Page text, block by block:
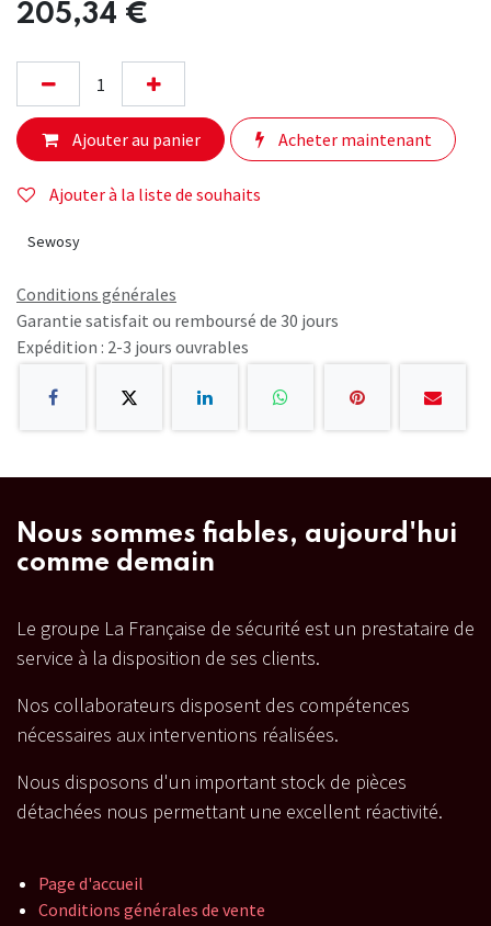
205,34 €
Ajouter au panier Acheter maintenant
Ajouter à la liste de souhaits
Sewosy
Conditions générales
Garantie satisfait ou remboursé de 30 jours
Expédition : 2-3 jours ouvrables
Nous sommes fiables, aujourd'hui
comme demain
Le groupe La Française de sécurité est un prestataire de
service à la disposition de ses clients.
Nos collaborateurs disposent des compétences
nécessaires aux interventions réalisées.
Nous disposons d'un important stock de pièces
détachées nous permettant une excellent réactivité.
Page d'accueil
Conditions générales de vente